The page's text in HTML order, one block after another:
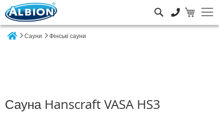
Сауни Фінські сауни
Сауна Hanscraft VASA HS3